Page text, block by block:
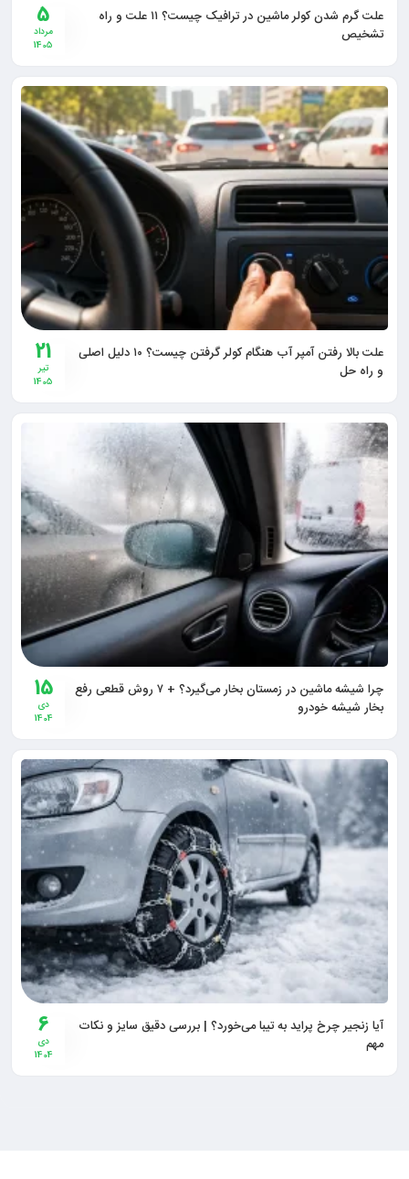
5
مرداد
1405
علت گرم شدن کولر ماشین در ترافیک چیست؟ ۱۱ علت و راه
تشخیص
21
تیر
1405
علت بالا رفتن آمپر آب هنگام کولر گرفتن چیست؟ ۱۰ دلیل اصلی
و راه‌ حل
15
دی
1404
چرا شیشه ماشین در زمستان بخار می‌گیرد؟ + ۷ روش قطعی رفع
بخار شیشه خودرو
6
دی
1404
آیا زنجیر چرخ پراید به تیبا می‌خورد؟ | بررسی دقیق سایز و نکات
مهم